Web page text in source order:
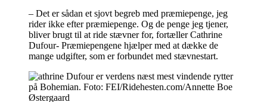
– Det er sådan et sjovt begreb med præmiepenge, jeg
rider ikke efter præmiepenge. Og de penge jeg tjener,
bliver brugt til at ride stævner for, fortæller Cathrine
Dufour- Præmiepengene hjælper med at dække de
mange udgifter, som er forbundet med stævnestart.